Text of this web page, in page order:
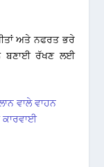
ਅਤੇ ਨਫਰਤ ਭਰੇ
ਬਣਾਈ ਰੱਖਣ ਲਈ
ਵਾਲੇ ਵਾਹਨ
ਕਾਰਵਾਈ